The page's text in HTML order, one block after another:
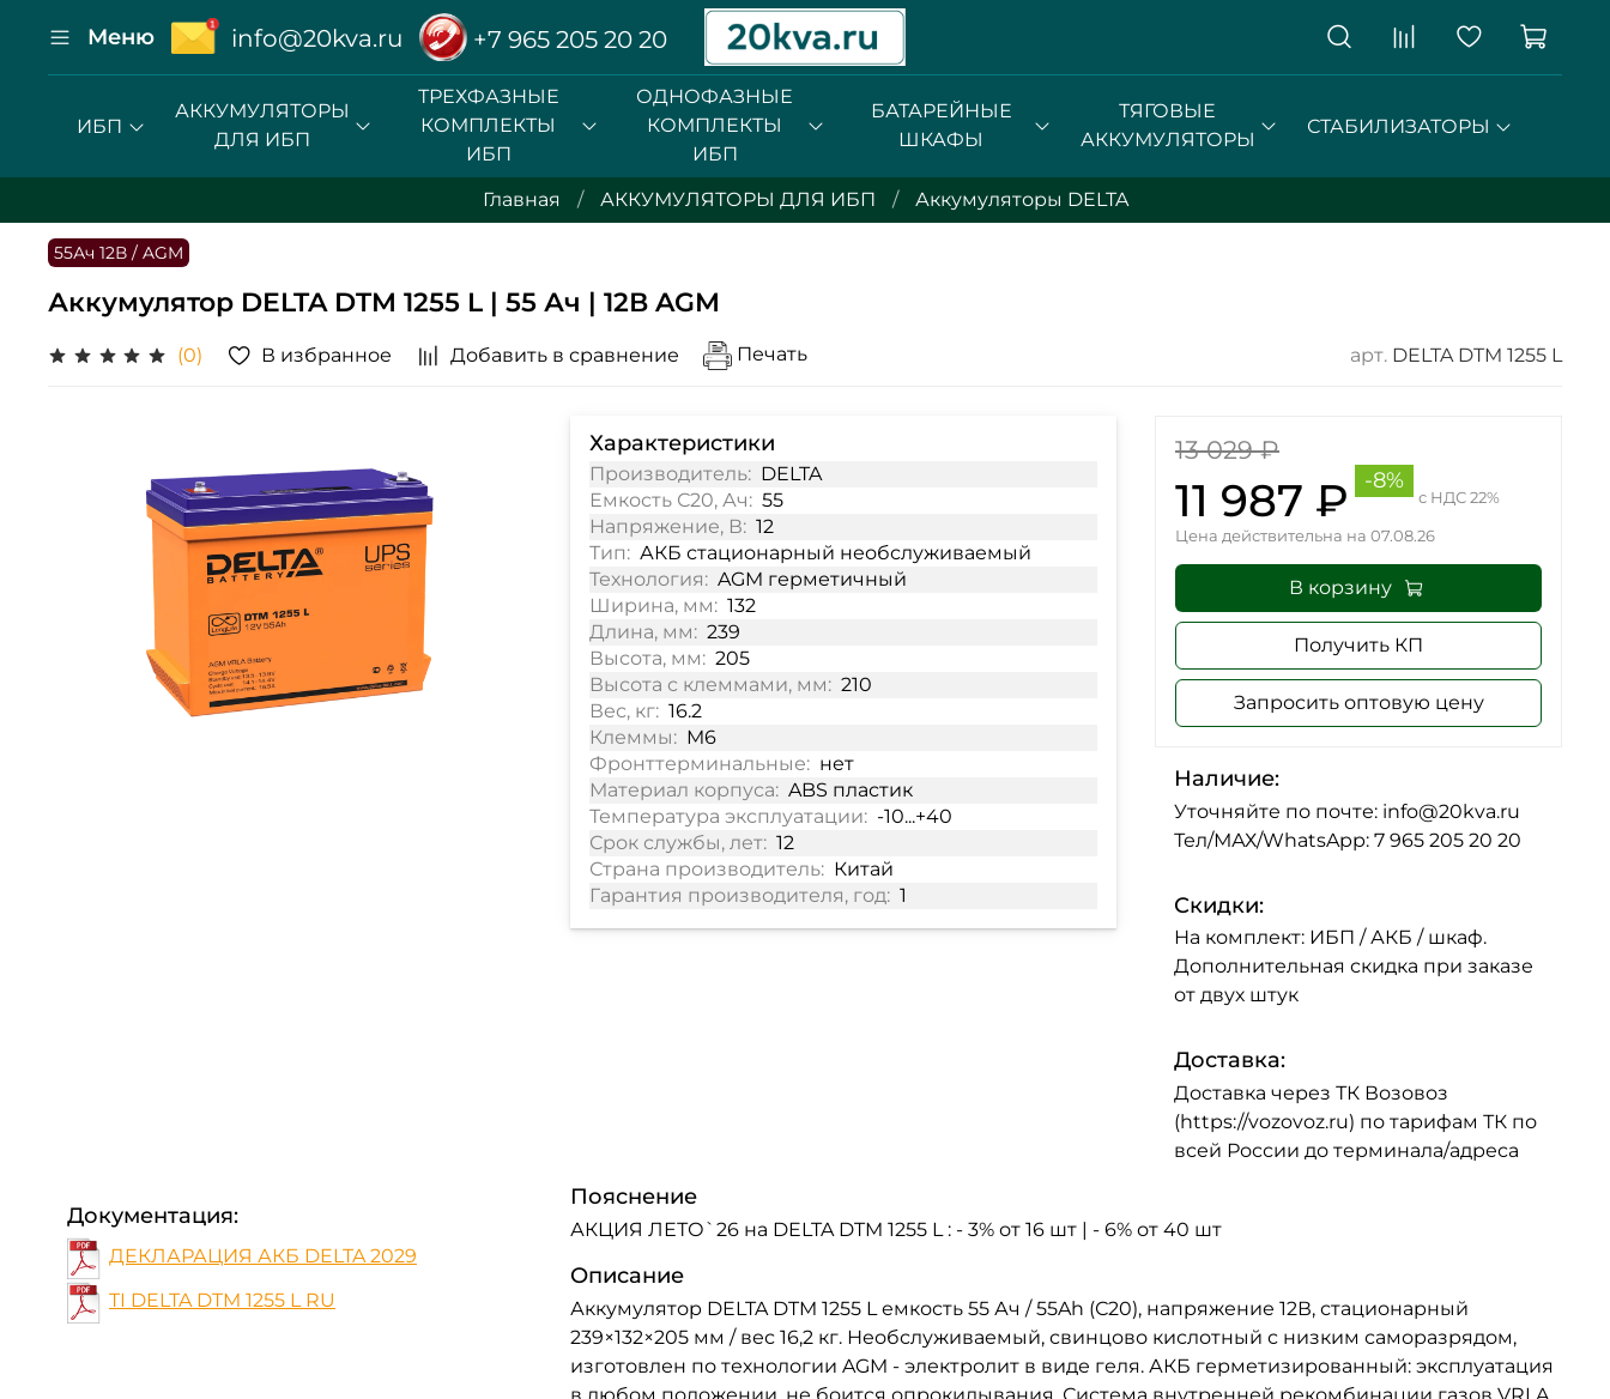
Меню info@20kva.ru +7 965 205 20 20
ИБП
АККУМУЛЯТОРЫ
ДЛЯ ИБП
ТРЕХФАЗНЫЕ
КОМПЛЕКТЫ
ИБП
ОДНОФАЗНЫЕ
КОМПЛЕКТЫ
ИБП
БАТАРЕЙНЫЕ
ШКАФЫ
ТЯГОВЫЕ
АККУМУЛЯТОРЫ
СТАБИЛИЗАТОРЫ
Главная АККУМУЛЯТОРЫ ДЛЯ ИБП Аккумуляторы DELTA
55Ач 12В / AGM
Аккумулятор DELTA DTM 1255 L | 55 Ач | 12В AGM
(0) В избранное Добавить в сравнение Печать арт. DELTA DTM 1255 L
Характеристики
Производитель: DELTA
Емкость С20, Ач: 55
Напряжение, В: 12
Тип: АКБ стационарный необслуживаемый
Технология: AGM герметичный
Ширина, мм: 132
Длина, мм: 239
Высота, мм: 205
Высота с клеммами, мм: 210
Вес, кг: 16.2
Клеммы: M6
Фронттерминальные: нет
Материал корпуса: ABS пластик
Температура эксплуатации: -10...+40
Срок службы, лет: 12
Страна производитель: Китай
Гарантия производителя, год: 1
13 029 ₽
11 987 ₽
Цена действительна на 07.08.26
-8%
с НДС 22%
В корзину
Получить КП
Запросить оптовую цену
Наличие:
Уточняйте по почте: info@20kva.ru
Тел/МАХ/WhatsApp: 7 965 205 20 20
Скидки:
На комплект: ИБП / АКБ / шкаф.
Дополнительная скидка при заказе
от двух штук
Доставка:
Доставка через ТК Возовоз
(https://vozovoz.ru) по тарифам ТК по
всей России до терминала/адреса
Документация:
ДЕКЛАРАЦИЯ АКБ DELTA 2029
TI DELTA DTM 1255 L RU
Пояснение
АКЦИЯ ЛЕТО`26 на DELTA DTM 1255 L : - 3% от 16 шт | - 6% от 40 шт
Описание
Аккумулятор DELTA DTM 1255 L емкость 55 Ач / 55Ah (С20), напряжение 12В, стационарный
239×132×205 мм / вес 16,2 кг. Необслуживаемый, свинцово кислотный с низким саморазрядом,
изготовлен по технологии AGM - электролит в виде геля. АКБ герметизированный: эксплуатация